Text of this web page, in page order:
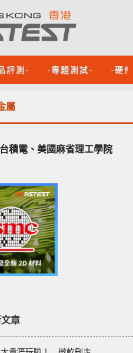
評測- -專題測試- -硬
屬
積電、美國麻省理工學院
章